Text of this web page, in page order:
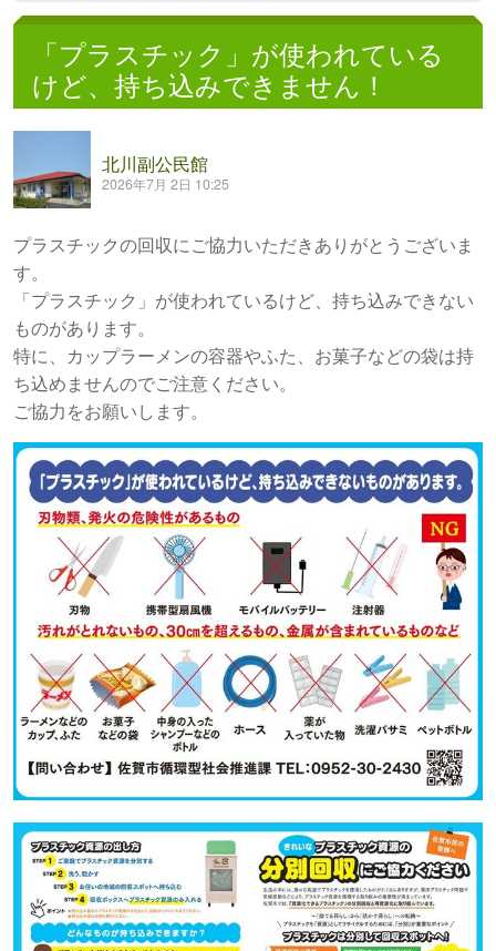
「プラスチック」が使われている
けど、持ち込みできません！
北川副公民館
2026年7月 2日 10:25
プラスチックの回収にご協力いただきありがとうございま
す。
「プラスチック」が使われているけど、持ち込みできない
ものがあります。
特に、カップラーメンの容器やふた、お菓子などの袋は持
ち込めませんのでご注意ください。
ご協力をお願いします。